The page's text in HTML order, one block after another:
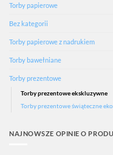
Torby papierowe
Bez kategorii
Torby papierowe z nadrukiem
Torby bawełniane
Torby prezentowe
Torby prezentowe ekskluzywne
Torby prezentowe świąteczne eko
NAJNOWSZE OPINIE O